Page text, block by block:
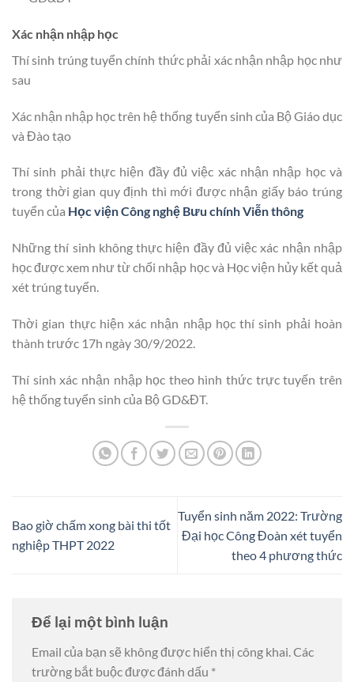
Xác nhận nhập học
Thí sinh trúng tuyển chính thức phải xác nhận nhập học như
sau
Xác nhận nhập học trên hệ thống tuyển sinh của Bộ Giáo dục
và Đào tạo
Thí sinh phải thực hiện đầy đủ việc xác nhận nhập học và
trong thời gian quy định thì mới được nhận giấy báo trúng
tuyển của Học viện Công nghệ Bưu chính Viễn thông
Những thí sinh không thực hiện đầy đủ việc xác nhận nhập
học được xem như từ chối nhập học và Học viện hủy kết quả
xét trúng tuyển.
Thời gian thực hiện xác nhận nhập học thí sinh phải hoàn
thành trước 17h ngày 30/9/2022.
Thí sinh xác nhận nhập học theo hình thức trực tuyến trên
hệ thống tuyển sinh của Bộ GD&ĐT.
Bao giờ chấm xong bài thi tốt
nghiệp THPT 2022
Tuyển sinh năm 2022: Trường
Đại học Công Đoàn xét tuyển
theo 4 phương thức
Để lại một bình luận
Email của bạn sẽ không được hiển thị công khai. Các
trường bắt buộc được đánh dấu *